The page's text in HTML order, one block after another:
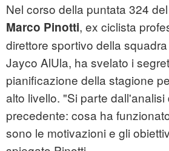
Nel corso della puntata 324
Marco Pinotti, ex ciclista
direttore sportivo della
Jayco AlUla, ha svelato i
pianificazione della stagione
alto livello. "Si parte
precedente: cosa ha
sono le motivazioni e gli